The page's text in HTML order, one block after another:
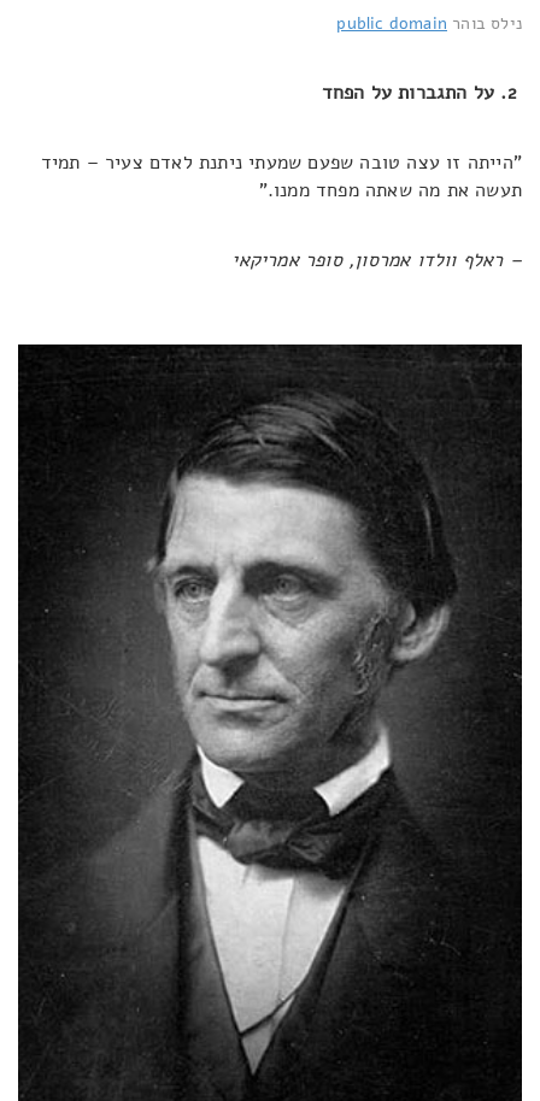
נילס בוהר public domain
2. על התגברות על הפחד
"הייתה זו עצה טובה שפעם שמעתי ניתנת לאדם צעיר – תמיד
תעשה את מה שאתה מפחד ממנו."
– ראלף וולדו אמרסון, סופר אמריקאי